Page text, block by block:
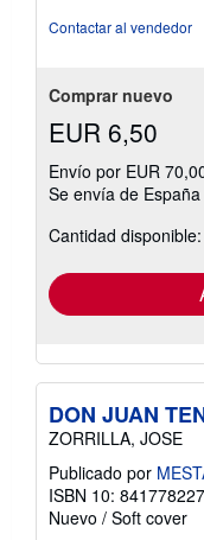
Contactar al vendedor
Comprar nuevo
EUR 6,50
Envío por EUR
Se envía de
Cantidad
DON JUAN
ZORRILLA, JOSE
Publicado por
ISBN 10:
Nuevo / Soft cover